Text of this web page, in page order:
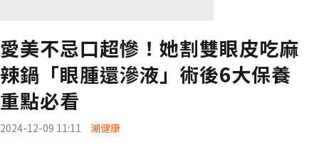
愛美不忌口超慘！她割雙眼皮吃麻
辣鍋「眼腫還滲液」術後6大保養
重點必看
2024-12-09 11:11 潮健康